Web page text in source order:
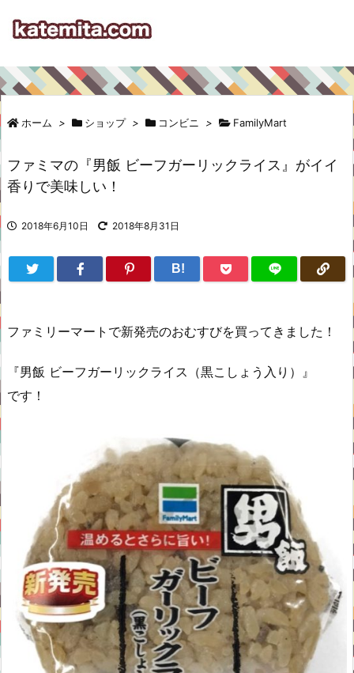
ホーム > ショップ > コンビニ > FamilyMart
ファミマの『男飯 ビーフガーリックライス』がイイ
香りで美味しい！
2018年6月10日 2018年8月31日
B!
ファミリーマートで新発売のおむすびを買ってきました！
『男飯 ビーフガーリックライス（黒こしょう入り）』
です！